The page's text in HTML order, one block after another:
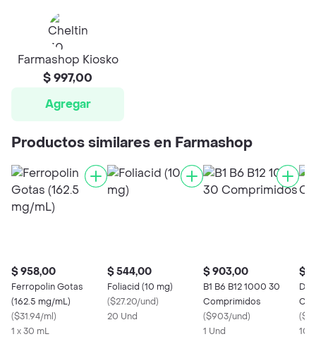
Farmashop Kiosko
$ 997,00
Agregar
Productos similares en Farmashop
$ 958,00
Ferropolin Gotas
(162.5 mg/mL)
($31.94/ml)
1 x 30 mL
$ 544,00
Foliacid (10 mg)
($27.20/und)
20 Und
$ 903,00
B1 B6 B12 1000 30
Comprimidos
($903/und)
1 Und
$
(
10